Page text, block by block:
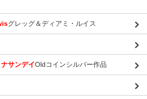
グレッグ＆ディアミ・ルイス
サンデイOldコインシルバー作品